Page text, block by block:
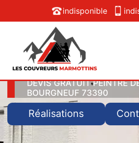
indisponible
DEVIS GRATUIT PEINTRE
BOURGNEUF 73390
Réalisations